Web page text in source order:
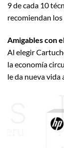
9 de cada 10
recomiendan
Amigables con
Al elegir
la economía
le da nueva vida